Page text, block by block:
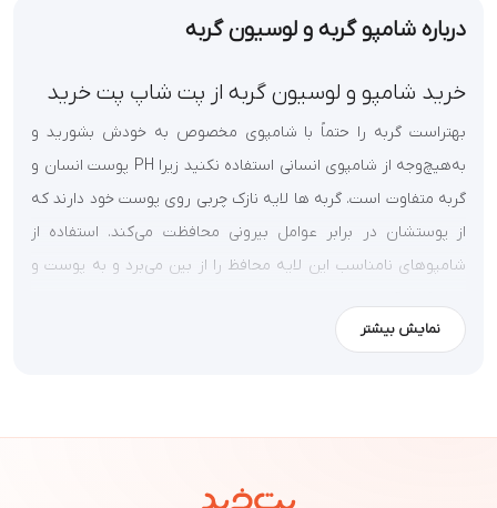
درباره شامپو گربه و لوسیون گربه
خرید شامپو و لوسیون گربه از پت شاپ پت خرید
بهتراست گربه را حتماً با شامپوی مخصوص به خودش بشورید و
به‌هیچ‌وجه از شامپوی انسانی استفاده نکنید زیرا PH پوست انسان و
گربه متفاوت است. گربه ها لایه نازک چربی روی پوست خود دارند که
از پوستشان در برابر عوامل بیرونی محافظت می‌کند. استفاده از
شامپوهای نامناسب این لایه محافظ را از بین می‌برد و به پوست و
و موی گربه، استحمام برایش لذت‌بخش‌تر می‌شود و پت در مقابل
نمایش بیشتر